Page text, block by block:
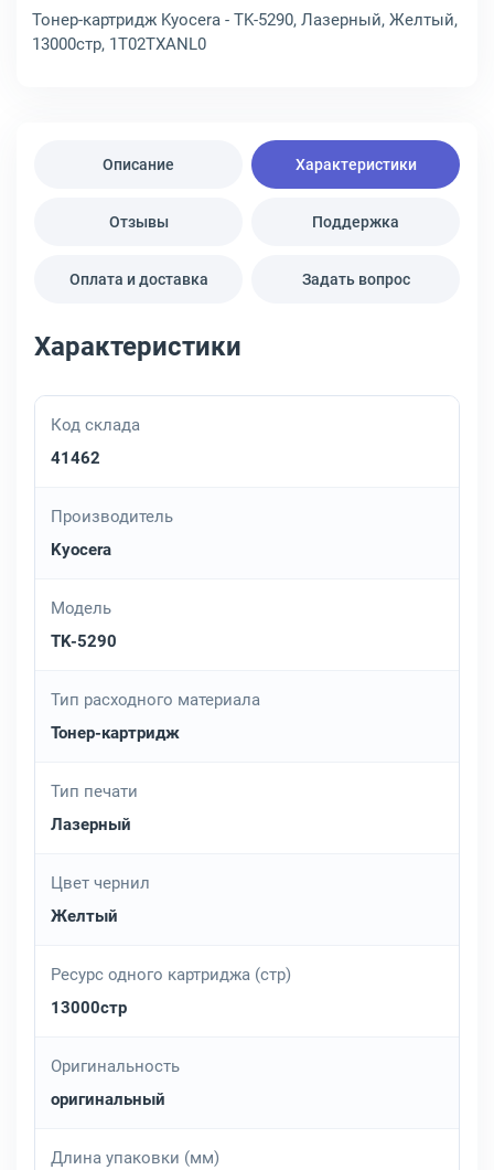
Тонер-картридж Kyocera - TK-5290, Лазерный, Желтый,
13000стр, 1T02TXANL0
Описание Характеристики
Отзывы Поддержка
Оплата и доставка Задать вопрос
Характеристики
Код склада
41462
Производитель
Kyocera
Модель
TK-5290
Тип расходного материала
Тонер-картридж
Тип печати
Лазерный
Цвет чернил
Желтый
Ресурс одного картриджа (стр)
13000стр
Оригинальность
оригинальный
Длина упаковки (мм)